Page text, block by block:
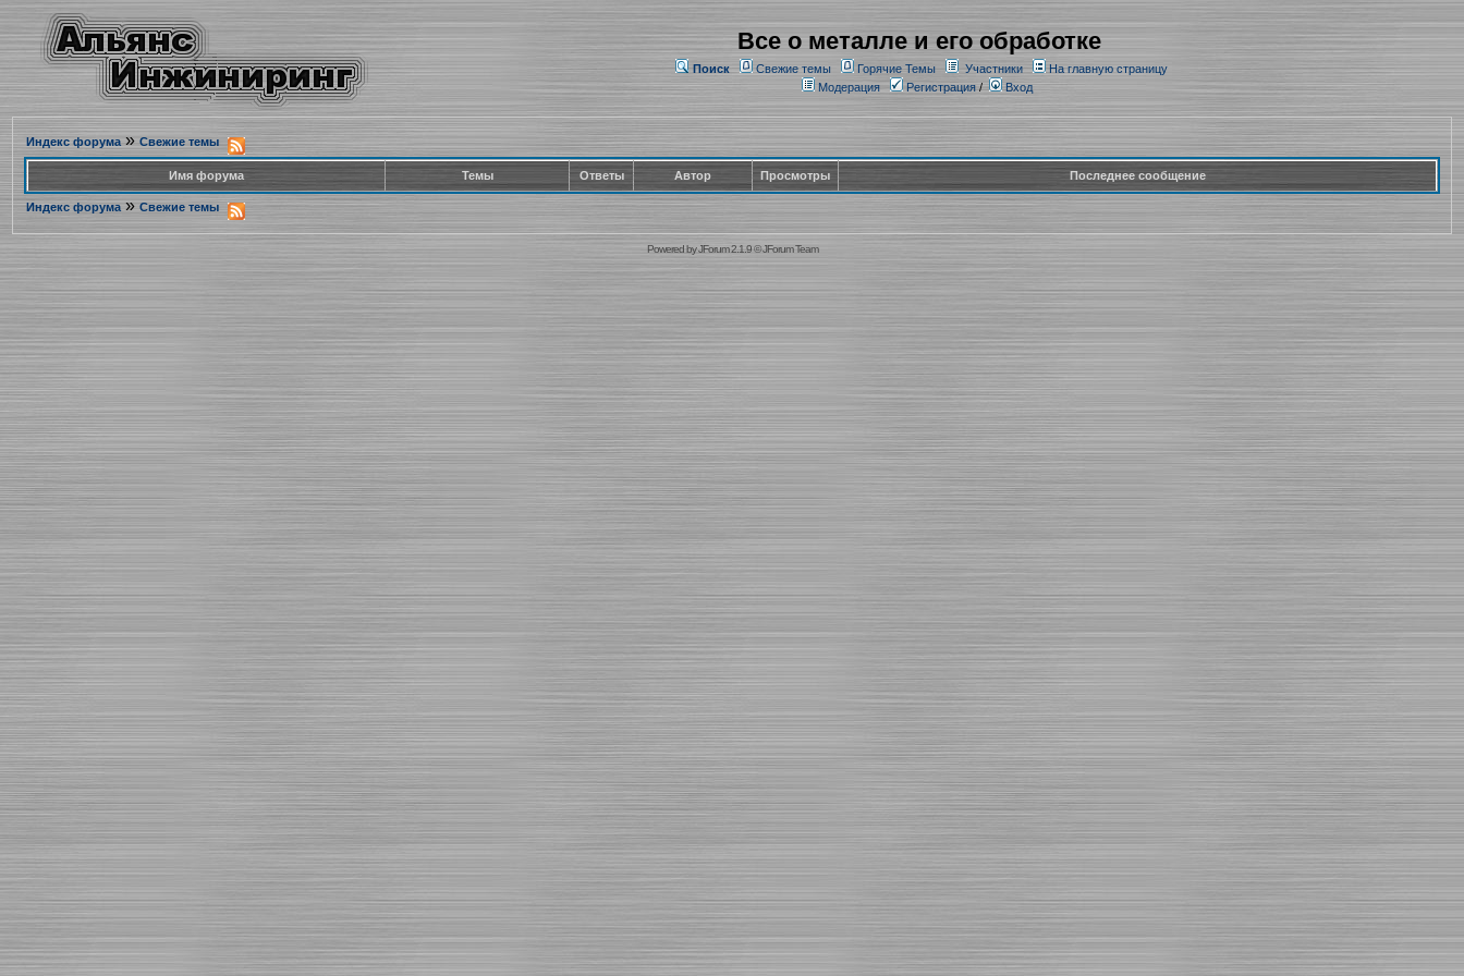
Все о металле и его обработке
Поиск Свежие темы Горячие Темы Участники
На главную страницу
Модерация
Регистрация/ Вход
Индекс форума» Свежие темы
Имя форума Темы Ответы Автор Просмотры Последнее сообщение
Индекс форума » Свежие темы
Powered byJForum 2.1.9©JForum Team